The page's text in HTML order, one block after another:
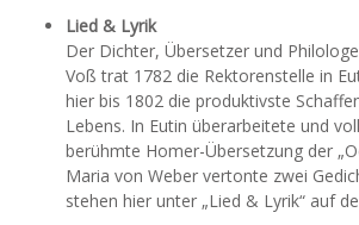
RUNDFAHRT
AUSSTELLUNG
Lied & Lyrik
Der Dichter, Übersetzer und
Voß trat 1782 die Rektorenstelle in
hier bis 1802 die produktivste
Lebens. In Eutin überarbeitete und
berühmte Homer-Übersetzung der
Maria von Weber vertonte zwei
stehen hier unter „Lied & Lyrik“ auf